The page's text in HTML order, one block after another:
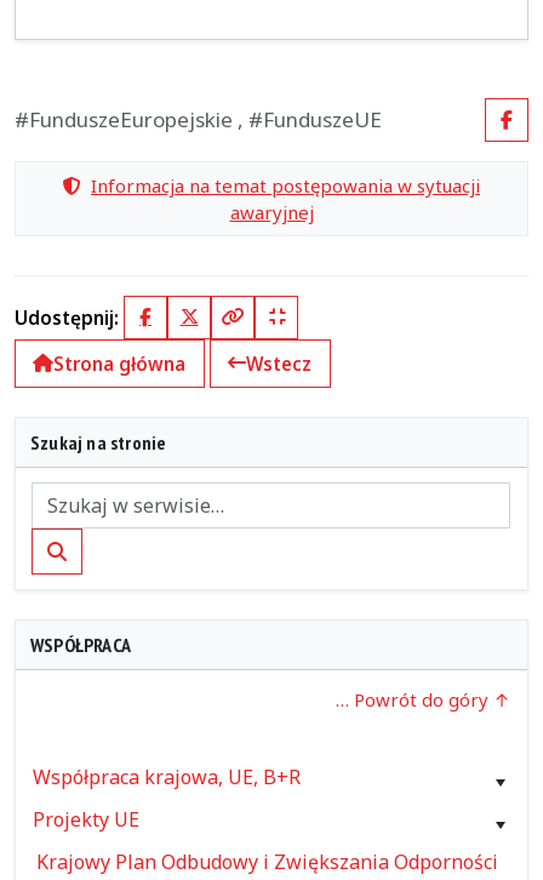
#FunduszeEuropejskie , #FunduszeUE
Informacja na temat postępowania w sytuacji
awaryjnej
Udostępnij: FacebookX (Twitter)
Kopiuj pełny link
Kopiuj krótki link
Strona główna
Wstecz
Szukaj na stronie
Szukaj
WSPÓŁPRACA
… Powrót do góry
Współpraca krajowa, UE, B+R
Projekty UE
Krajowy Plan Odbudowy i Zwiększania Odporności